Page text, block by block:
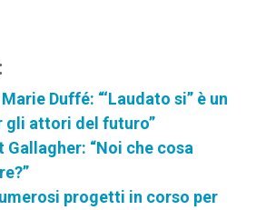
Duffé: “‘Laudato si’’ è un
gli attori del futuro”
Gallagher: “Noi che cosa
progetti in corso per